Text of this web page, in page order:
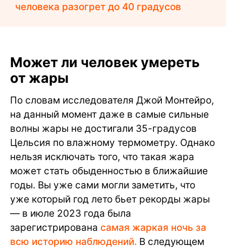
человека разогрет до 40 градусов
Может ли человек умереть
от жары
По словам исследователя Джой Монтейро,
на данный момент даже в самые сильные
волны жары не достигали 35-градусов
Цельсия по влажному термометру. Однако
нельзя исключать того, что такая жара
может стать обыденностью в ближайшие
годы. Вы уже сами могли заметить, что
уже который год лето бьет рекорды жары
— в июле 2023 года была
зарегистрирована самая жаркая ночь за
всю историю наблюдений. В следующем